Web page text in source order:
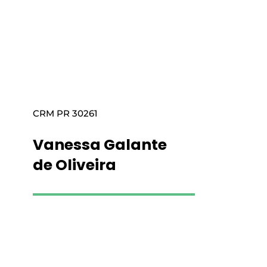
CRM PR 30261
Vanessa Galante
de Oliveira